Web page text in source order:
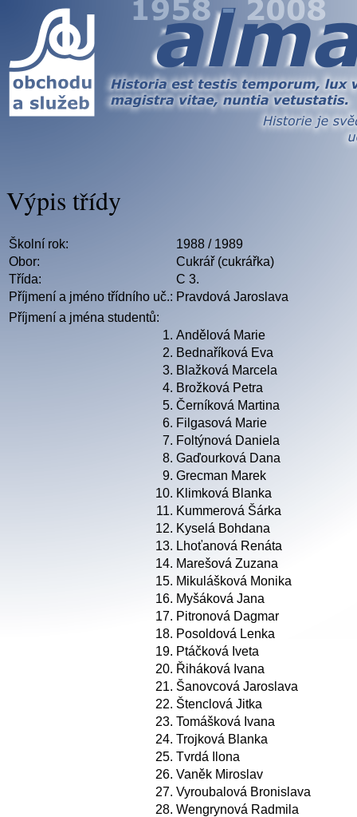
Výpis třídy
Školní rok:
1988 / 1989
Obor:
Cukrář (cukrářka)
Třída:
C 3.
Příjmení a jméno třídního uč.: Pravdová Jaroslava
Příjmení a jména studentů:
1. Andělová Marie
2. Bednaříková Eva
3. Blažková Marcela
4. Brožková Petra
5. Černíková Martina
6. Filgasová Marie
7. Foltýnová Daniela
8. Gaďourková Dana
9. Grecman Marek
10. Klimková Blanka
11. Kummerová Šárka
12. Kyselá Bohdana
13. Lhoťanová Renáta
14. Marešová Zuzana
15. Mikulášková Monika
16. Myšáková Jana
17. Pitronová Dagmar
18. Posoldová Lenka
19. Ptáčková Iveta
20. Řiháková Ivana
21. Šanovcová Jaroslava
22. Štenclová Jitka
23. Tomášková Ivana
24. Trojková Blanka
25. Tvrdá Ilona
26. Vaněk Miroslav
27. Vyroubalová Bronislava
28. Wengrynová Radmila